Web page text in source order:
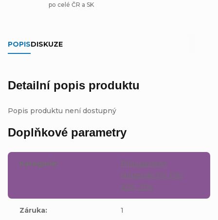
po celé ČR a SK
POPISDISKUZE
Detailní popis produktu
Popis produktu není dostupný
Doplňkové parametry
Kategorie:
Přislušenstvi
Nintendo DS, DSi,
2DS, 3DS
Záruka: 1